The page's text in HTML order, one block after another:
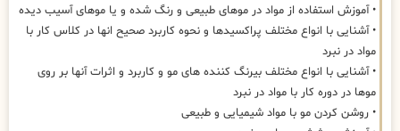
• آموزش استفاده از مواد در موهای طبیعی و رنگ شده و یا موهای آسیب دیده
• آشنایی با انواع مختلف پراکسیدها و نحوه کاربرد صحیح انها در کلاس کار با
مواد در نبرد
• آشنایی با انواع مختلف بیرنگ کننده های مو و کاربرد و اثرات آنها بر روی
موها در دوره کار با مواد در نبرد
• روشن کردن مو با مواد شیمیایی و طبیعی